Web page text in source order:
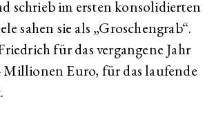
schrieb im ersten konsolidierten
sahen sie als „Groschengrab“.
für das vergangene Jahr
Euro, für das laufende